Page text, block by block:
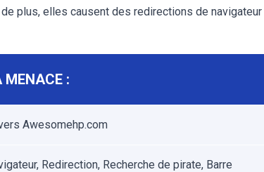
plus, elles causent des redirections de navigateur
MENACE :
Awesomehp.com
Redirection, Recherche de pirate, Barre